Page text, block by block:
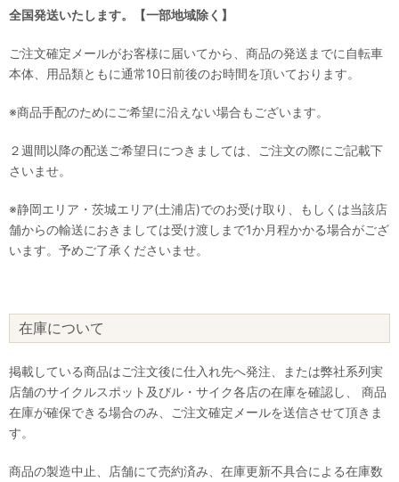
全国発送いたします。【一部地域除く】
ご注文確定メールがお客様に届いてから、商品の発送までに自転車
本体、用品類ともに通常10日前後のお時間を頂いております。
※商品手配のためにご希望に沿えない場合もございます。
２週間以降の配送ご希望日につきましては、ご注文の際にご記載下
さいませ。
※静岡エリア・茨城エリア(土浦店)でのお受け取り、もしくは当該店
舗からの輸送におきましては受け渡しまで1か月程かかる場合がござ
います。予めご了承くださいませ。
在庫について
掲載している商品はご注文後に仕入れ先へ発注、または弊社系列実
店舗のサイクルスポット及びル・サイク各店の在庫を確認し、 商品
在庫が確保できる場合のみ、ご注文確定メールを送信させて頂きま
す。
商品の製造中止、店舗にて売約済み、在庫更新不具合による在庫数